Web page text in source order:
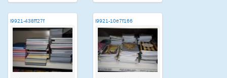
i9921-438ff27f i9921-10e7f166